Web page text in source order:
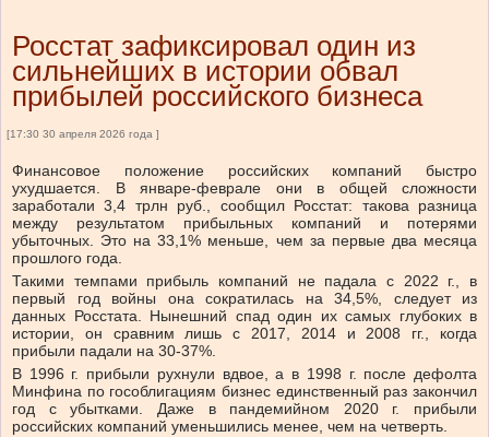
Росстат зафиксировал один из
сильнейших в истории обвал
прибылей российского бизнеса
[17:30 30 апреля 2026 года ]
Финансовое положение российских компаний быстро
ухудшается. В январе-феврале они в общей сложности
заработали 3,4 трлн руб., сообщил Росстат: такова разница
между результатом прибыльных компаний и потерями
убыточных. Это на 33,1% меньше, чем за первые два месяца
прошлого года.
Такими темпами прибыль компаний не падала с 2022 г., в
первый год войны она сократилась на 34,5%, следует из
данных Росстата. Нынешний спад один их самых глубоких в
истории, он сравним лишь с 2017, 2014 и 2008 гг., когда
прибыли падали на 30-37%.
В 1996 г. прибыли рухнули вдвое, а в 1998 г. после дефолта
Минфина по гособлигациям бизнес единственный раз закончил
год с убытками. Даже в пандемийном 2020 г. прибыли
российских компаний уменьшились менее, чем на четверть.